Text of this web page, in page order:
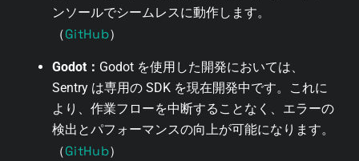
ンソールでシームレスに動作します。
（GitHub）
Godot： Godot を使用した開発においては、
Sentry は専用の SDK を現在開発中です。これに
より、作業フローを中断することなく、エラーの
検出とパフォーマンスの向上が可能になります。
（GitHub）